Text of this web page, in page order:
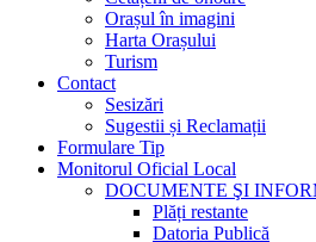
Orașul în imagini
Harta Orașului
Turism
Contact
Sesizări
Sugestii și Reclamații
Formulare Tip
Monitorul Oficial Local
DOCUMENTE ŞI
Plăți restante
Datoria Publică